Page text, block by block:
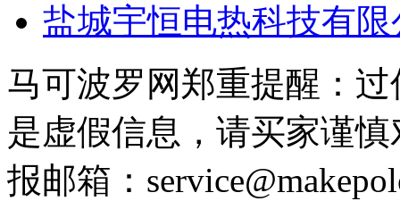
盐城宇恒电热科技有限
马可波罗网郑重提醒：
是虚假信息，请买家谨
报邮箱：